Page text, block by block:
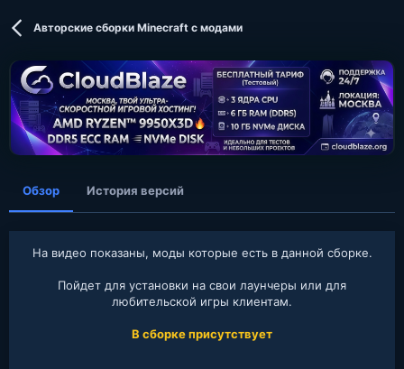
а
о
з
д
а
н
и
я
Авторские сборки Minecraft с модами
Обзор История версий
На видео показаны, моды которые есть в данной сборке.
Пойдет для установки на свои лаунчеры или для
любительской игры клиентам.
В сборке присутствует